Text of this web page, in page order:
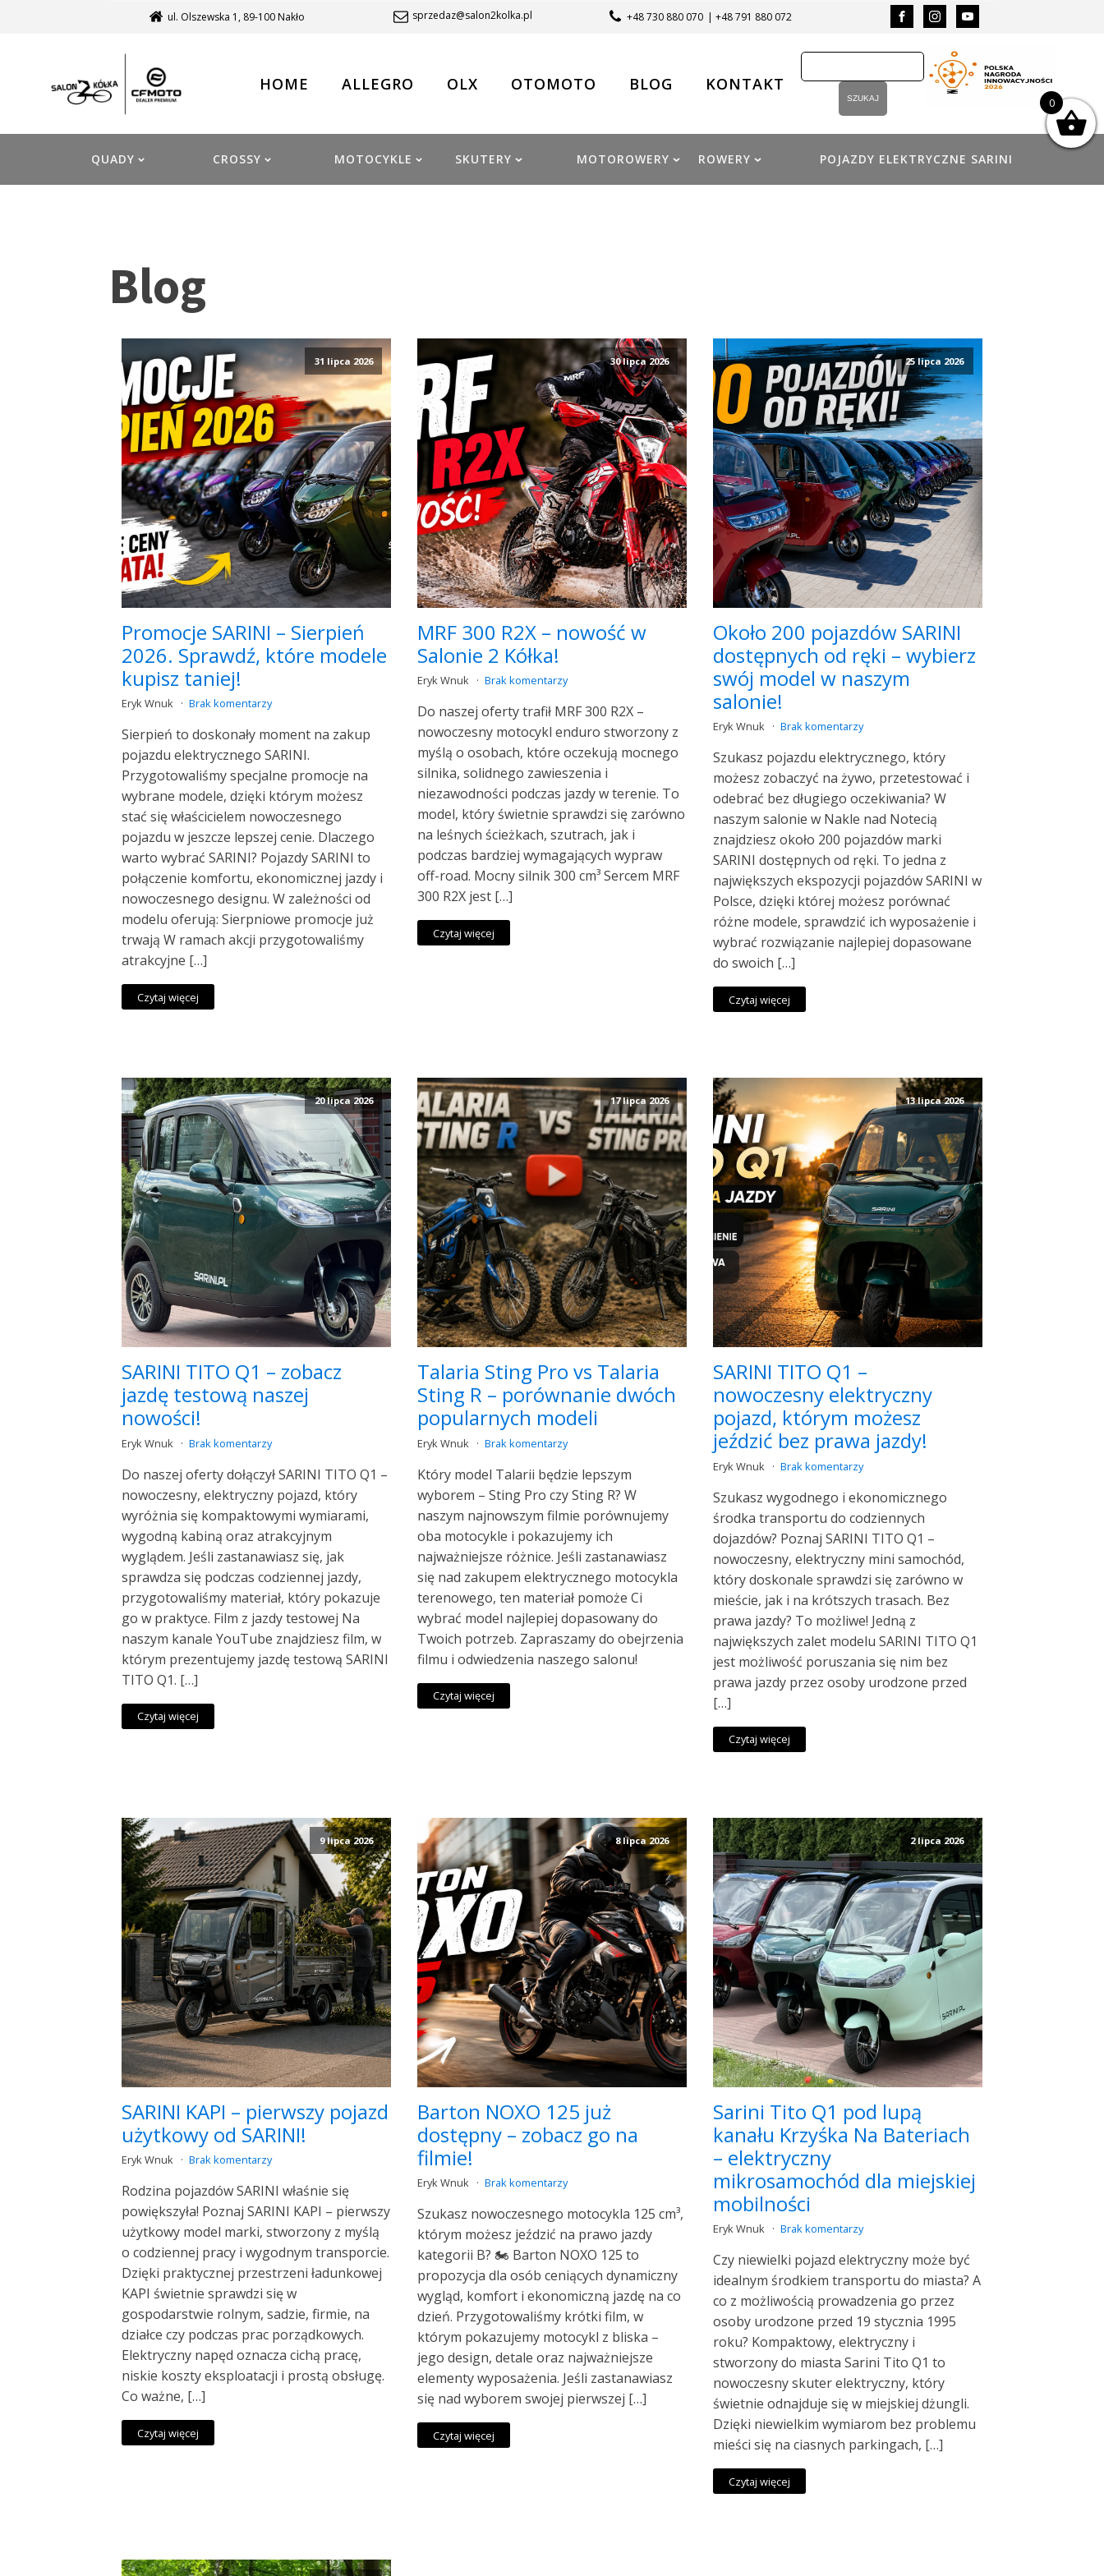
ul. Olszewska 1, 89-100 Nakło sprzedaz@salon2kolka.pl +48 730 880 070 | +48 791 880 072
HOME ALLEGRO OLX OTOMOTO BLOG KONTAKT
QUADY CROSSY MOTOCYKLE SKUTERY MOTOROWERY ROWERY POJAZDY ELEKTRYCZNE SARINI
Blog
31 lipca 2026
Promocje SARINI – Sierpień
2026. Sprawdź, które modele
kupisz taniej!
Eryk Wnuk Brak komentarzy
Sierpień to doskonały moment na zakup
pojazdu elektrycznego SARINI.
Przygotowaliśmy specjalne promocje na
wybrane modele, dzięki którym możesz
stać się właścicielem nowoczesnego
pojazdu w jeszcze lepszej cenie. Dlaczego
warto wybrać SARINI? Pojazdy SARINI to
połączenie komfortu, ekonomicznej jazdy i
nowoczesnego designu. W zależności od
modelu oferują: Sierpniowe promocje już
trwają W ramach akcji przygotowaliśmy
atrakcyjne […]
Czytaj więcej
30 lipca 2026
MRF 300 R2X – nowość w
Salonie 2 Kółka!
Eryk Wnuk Brak komentarzy
Do naszej oferty trafił MRF 300 R2X –
nowoczesny motocykl enduro stworzony z
myślą o osobach, które oczekują mocnego
silnika, solidnego zawieszenia i
niezawodności podczas jazdy w terenie. To
model, który świetnie sprawdzi się zarówno
na leśnych ścieżkach, szutrach, jak i
podczas bardziej wymagających wypraw
off-road. Mocny silnik 300 cm³ Sercem MRF
300 R2X jest […]
Czytaj więcej
25 lipca 2026
Około 200 pojazdów SARINI
dostępnych od ręki – wybierz
swój model w naszym
salonie!
Eryk Wnuk Brak komentarzy
Szukasz pojazdu elektrycznego, który
możesz zobaczyć na żywo, przetestować i
odebrać bez długiego oczekiwania? W
naszym salonie w Nakle nad Notecią
znajdziesz około 200 pojazdów marki
SARINI dostępnych od ręki. To jedna z
największych ekspozycji pojazdów SARINI w
Polsce, dzięki której możesz porównać
różne modele, sprawdzić ich wyposażenie i
wybrać rozwiązanie najlepiej dopasowane
do swoich […]
Czytaj więcej
20 lipca 2026
SARINI TITO Q1 – zobacz
jazdę testową naszej
nowości!
Eryk Wnuk Brak komentarzy
Do naszej oferty dołączył SARINI TITO Q1 –
nowoczesny, elektryczny pojazd, który
wyróżnia się kompaktowymi wymiarami,
wygodną kabiną oraz atrakcyjnym
wyglądem. Jeśli zastanawiasz się, jak
sprawdza się podczas codziennej jazdy,
przygotowaliśmy materiał, który pokazuje
go w praktyce. Film z jazdy testowej Na
naszym kanale YouTube znajdziesz film, w
którym prezentujemy jazdę testową SARINI
TITO Q1. […]
Czytaj więcej
17 lipca 2026
Talaria Sting Pro vs Talaria
Sting R – porównanie dwóch
popularnych modeli
Eryk Wnuk Brak komentarzy
Który model Talarii będzie lepszym
wyborem – Sting Pro czy Sting R? W
naszym najnowszym filmie porównujemy
oba motocykle i pokazujemy ich
najważniejsze różnice. Jeśli zastanawiasz
się nad zakupem elektrycznego motocykla
terenowego, ten materiał pomoże Ci
wybrać model najlepiej dopasowany do
Twoich potrzeb. Zapraszamy do obejrzenia
filmu i odwiedzenia naszego salonu!
Czytaj więcej
13 lipca 2026
SARINI TITO Q1 –
nowoczesny elektryczny
pojazd, którym możesz
jeździć bez prawa jazdy!
Eryk Wnuk Brak komentarzy
Szukasz wygodnego i ekonomicznego
środka transportu do codziennych
dojazdów? Poznaj SARINI TITO Q1 –
nowoczesny, elektryczny mini samochód,
który doskonale sprawdzi się zarówno w
mieście, jak i na krótszych trasach. Bez
prawa jazdy? To możliwe! Jedną z
największych zalet modelu SARINI TITO Q1
jest możliwość poruszania się nim bez
prawa jazdy przez osoby urodzone przed
[…]
Czytaj więcej
9 lipca 2026
SARINI KAPI – pierwszy pojazd
użytkowy od SARINI!
Eryk Wnuk Brak komentarzy
Rodzina pojazdów SARINI właśnie się
powiększyła! Poznaj SARINI KAPI – pierwszy
użytkowy model marki, stworzony z myślą
o codziennej pracy i wygodnym transporcie.
Dzięki praktycznej przestrzeni ładunkowej
KAPI świetnie sprawdzi się w
gospodarstwie rolnym, sadzie, firmie, na
działce czy podczas prac porządkowych.
Elektryczny napęd oznacza cichą pracę,
niskie koszty eksploatacji i prostą obsługę.
Co ważne, […]
Czytaj więcej
8 lipca 2026
Barton NOXO 125 już
dostępny – zobacz go na
filmie!
Eryk Wnuk Brak komentarzy
Szukasz nowoczesnego motocykla 125 cm³,
którym możesz jeździć na prawo jazdy
kategorii B? 🏍️ Barton NOXO 125 to
propozycja dla osób ceniących dynamiczny
wygląd, komfort i ekonomiczną jazdę na co
dzień. Przygotowaliśmy krótki film, w
którym pokazujemy motocykl z bliska –
jego design, detale oraz najważniejsze
elementy wyposażenia. Jeśli zastanawiasz
się nad wyborem swojej pierwszej […]
Czytaj więcej
2 lipca 2026
Sarini Tito Q1 pod lupą
kanału Krzyśka Na Bateriach
– elektryczny
mikrosamochód dla miejskiej
mobilności
Eryk Wnuk Brak komentarzy
Czy niewielki pojazd elektryczny może być
idealnym środkiem transportu do miasta? A
co z możliwością prowadzenia go przez
osoby urodzone przed 19 stycznia 1995
roku? Kompaktowy, elektryczny i
stworzony do miasta Sarini Tito Q1 to
nowoczesny skuter elektryczny, który
świetnie odnajduje się w miejskiej dżungli.
Dzięki niewielkim wymiarom bez problemu
mieści się na ciasnych parkingach, […]
Czytaj więcej
0